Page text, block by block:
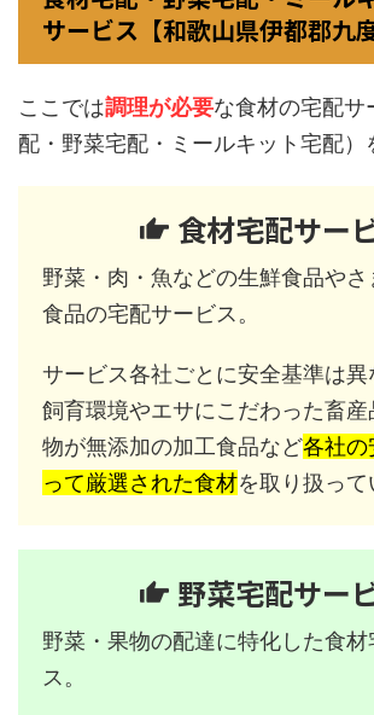
サービス【和歌山県伊都郡九
ここでは調理が必要な食材の宅配サ
配・野菜宅配・ミールキット宅配）
食材宅配サー
野菜・肉・魚などの生鮮食品やさ
食品の宅配サービス。
サービス各社ごとに安全基準は異
飼育環境やエサにこだわった畜産
物が無添加の加工食品など各社の
って厳選された食材を取り扱って
野菜宅配サー
野菜・果物の配達に特化した食
ス。